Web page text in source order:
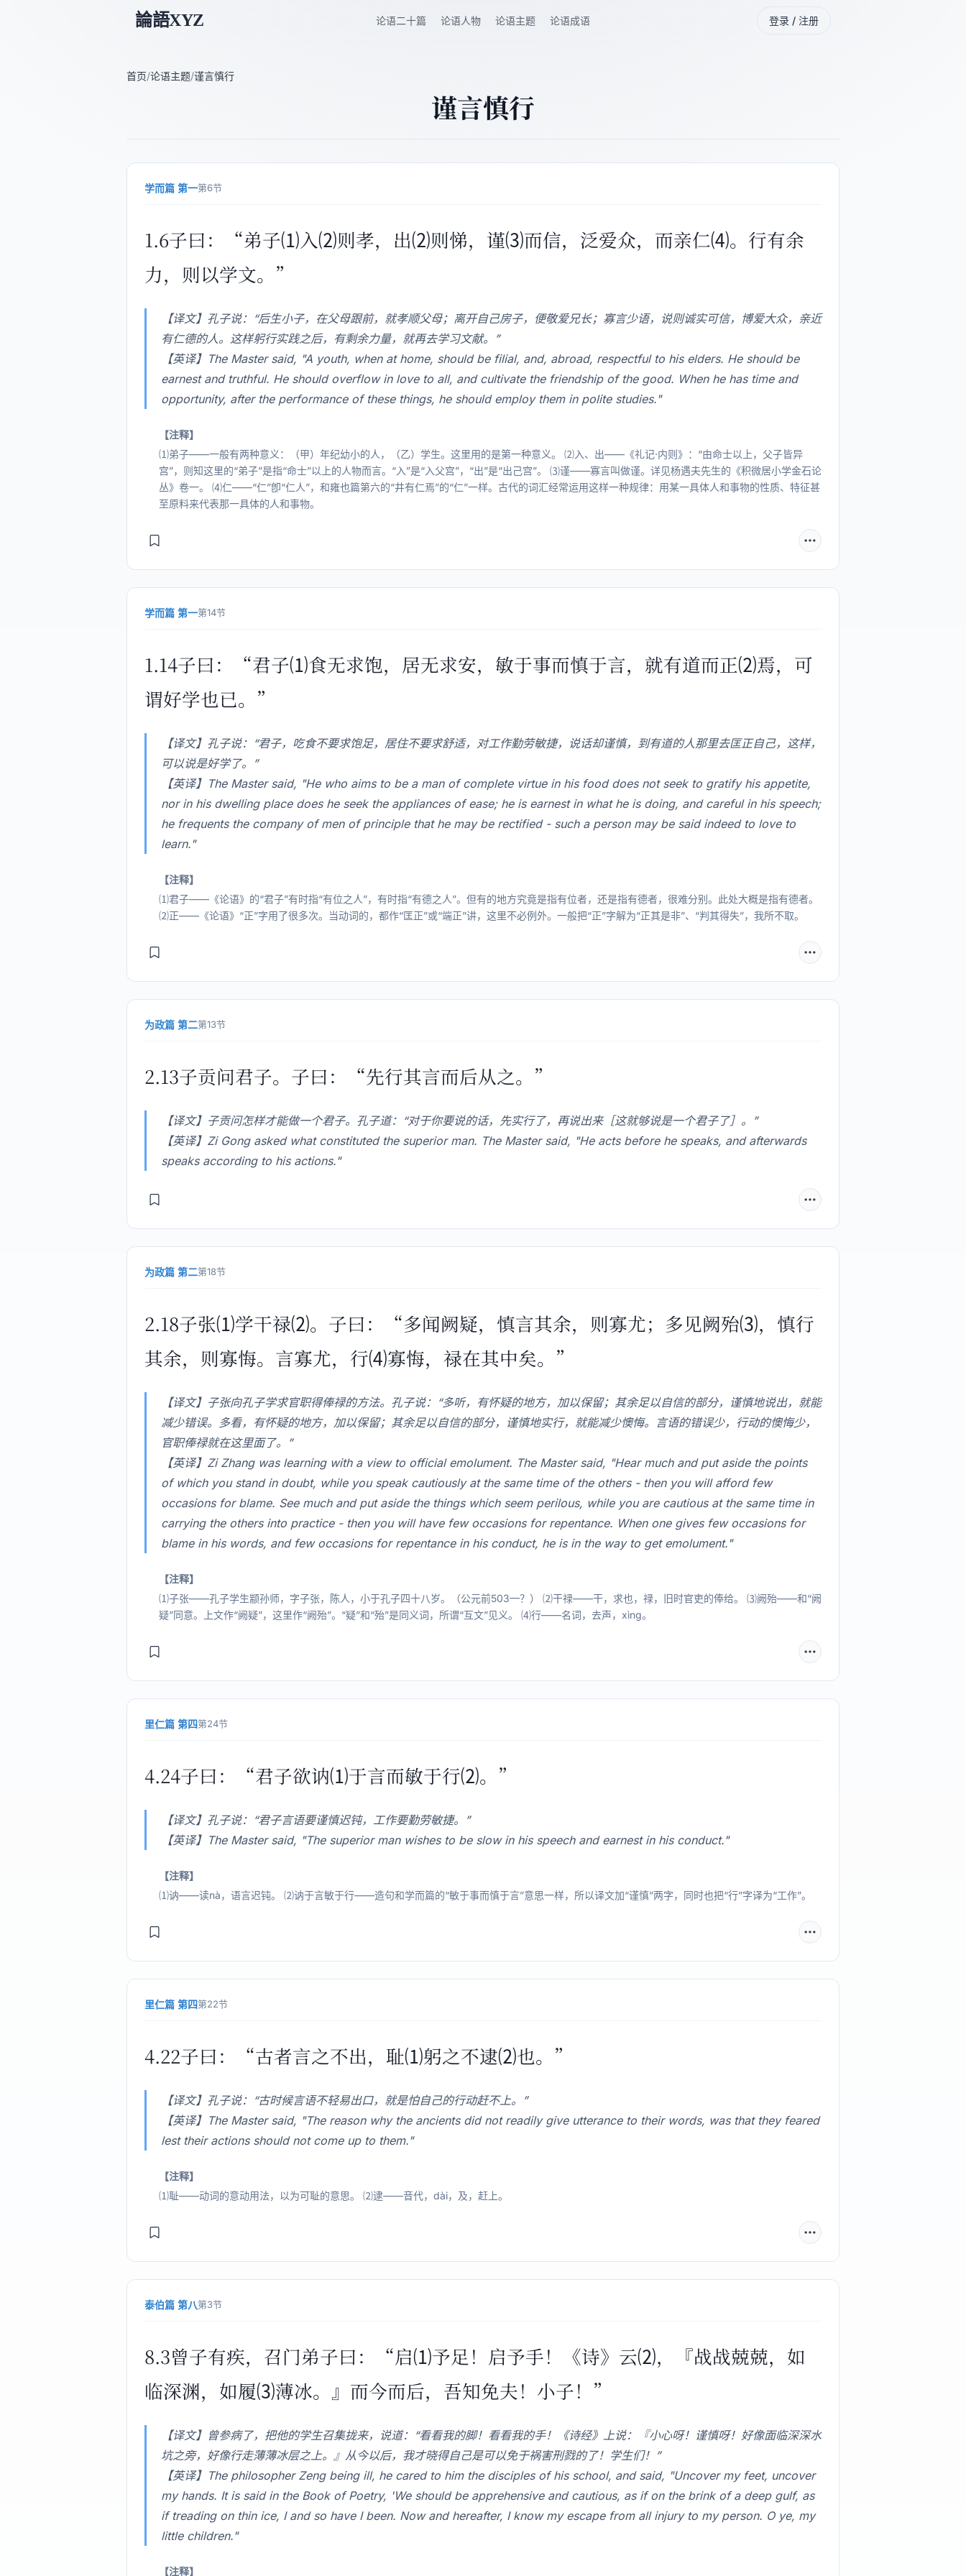
論語XYZ 论语二十篇 论语人物 论语主题 论语成语 登录 / 注册
首页/论语主题/谨言慎行
谨言慎行
学而篇 第一第6节
1.6子曰：“弟子⑴入⑵则孝，出⑵则悌，谨⑶而信，泛爱众，而亲仁⑷。行有余
力，则以学文。”
【译文】孔子说：“后生小子，在父母跟前，就孝顺父母；离开自己房子，便敬爱兄长；寡言少语，说则诚实可信，博爱大众，亲近
有仁德的人。这样躬行实践之后，有剩余力量，就再去学习文献。”
【英译】The Master said, "A youth, when at home, should be filial, and, abroad, respectful to his elders. He should be
earnest and truthful. He should overflow in love to all, and cultivate the friendship of the good. When he has time and
opportunity, after the performance of these things, he should employ them in polite studies."
【注释】
⑴弟子——一般有两种意义：（甲）年纪幼小的人，（乙）学生。这里用的是第一种意义。 ⑵入、出——《礼记·内则》：“由命士以上，父子皆异
宫”，则知这里的“弟子”是指“命士”以上的人物而言。“入”是“入父宫”，“出”是“出己宫”。 ⑶谨——寡言叫做谨。详见杨遇夫先生的《积微居小学金石论
丛》卷一。 ⑷仁——“仁”卽“仁人”，和雍也篇第六的“井有仁焉”的“仁”一样。古代的词汇经常运用这样一种规律：用某一具体人和事物的性质、特征甚
至原料来代表那一具体的人和事物。
学而篇 第一第14节
1.14子曰：“君子⑴食无求饱，居无求安，敏于事而慎于言，就有道而正⑵焉，可
谓好学也已。”
【译文】孔子说：“君子，吃食不要求饱足，居住不要求舒适，对工作勤劳敏捷，说话却谨慎，到有道的人那里去匡正自己，这样，
可以说是好学了。”
【英译】The Master said, "He who aims to be a man of complete virtue in his food does not seek to gratify his appetite,
nor in his dwelling place does he seek the appliances of ease; he is earnest in what he is doing, and careful in his speech;
he frequents the company of men of principle that he may be rectified - such a person may be said indeed to love to
learn."
【注释】
⑴君子——《论语》的“君子”有时指“有位之人”，有时指“有德之人”。但有的地方究竟是指有位者，还是指有德者，很难分别。此处大概是指有德者。
⑵正——《论语》“正”字用了很多次。当动词的，都作“匡正”或“端正”讲，这里不必例外。一般把“正”字解为“正其是非”、“判其得失”，我所不取。
为政篇 第二第13节
2.13子贡问君子。子曰：“先行其言而后从之。”
【译文】子贡问怎样才能做一个君子。孔子道：“对于你要说的话，先实行了，再说出来［这就够说是一个君子了］。”
【英译】Zi Gong asked what constituted the superior man. The Master said, "He acts before he speaks, and afterwards
speaks according to his actions."
为政篇 第二第18节
2.18子张⑴学干禄⑵。子曰：“多闻阙疑，慎言其余，则寡尤；多见阙殆⑶，慎行
其余，则寡悔。言寡尤，行⑷寡悔，禄在其中矣。”
【译文】子张向孔子学求官职得俸禄的方法。孔子说：“多听，有怀疑的地方，加以保留；其余足以自信的部分，谨慎地说出，就能
减少错误。多看，有怀疑的地方，加以保留；其余足以自信的部分，谨慎地实行，就能减少懊悔。言语的错误少，行动的懊悔少，
官职俸禄就在这里面了。”
【英译】Zi Zhang was learning with a view to official emolument. The Master said, "Hear much and put aside the points
of which you stand in doubt, while you speak cautiously at the same time of the others - then you will afford few
occasions for blame. See much and put aside the things which seem perilous, while you are cautious at the same time in
carrying the others into practice - then you will have few occasions for repentance. When one gives few occasions for
blame in his words, and few occasions for repentance in his conduct, he is in the way to get emolument."
【注释】
⑴子张——孔子学生颛孙师，字子张，陈人，小于孔子四十八岁。（公元前503—？） ⑵干禄——干，求也，禄，旧时官吏的俸给。 ⑶阙殆——和“阙
疑”同意。上文作“阙疑”，这里作“阙殆”。“疑”和“殆”是同义词，所谓“互文”见义。 ⑷行——名词，去声，xìng。
里仁篇 第四第24节
4.24子曰：“君子欲讷⑴于言而敏于行⑵。”
【译文】孔子说：“君子言语要谨慎迟钝，工作要勤劳敏捷。”
【英译】The Master said, "The superior man wishes to be slow in his speech and earnest in his conduct."
【注释】
⑴讷——读nà，语言迟钝。 ⑵讷于言敏于行——造句和学而篇的“敏于事而慎于言”意思一样，所以译文加“谨慎”两字，同时也把“行”字译为“工作”。
里仁篇 第四第22节
4.22子曰：“古者言之不出，耻⑴躬之不逮⑵也。”
【译文】孔子说：“古时候言语不轻易出口，就是怕自己的行动赶不上。”
【英译】The Master said, "The reason why the ancients did not readily give utterance to their words, was that they feared
lest their actions should not come up to them."
【注释】
⑴耻——动词的意动用法，以为可耻的意思。 ⑵逮——音代，dài，及，赶上。
泰伯篇 第八第3节
8.3曾子有疾，召门弟子曰：“启⑴予足！启予手！《诗》云⑵，『战战兢兢，如
临深渊，如履⑶薄冰。』而今而后，吾知免夫！小子！”
【译文】曾参病了，把他的学生召集拢来，说道：“看看我的脚！看看我的手！《诗经》上说：『小心呀！谨慎呀！好像面临深深水
坑之旁，好像行走薄薄冰层之上。』从今以后，我才晓得自己是可以免于祸害刑戮的了！学生们！”
【英译】The philosopher Zeng being ill, he cared to him the disciples of his school, and said, "Uncover my feet, uncover
my hands. It is said in the Book of Poetry, 'We should be apprehensive and cautious, as if on the brink of a deep gulf, as
if treading on thin ice, I and so have I been. Now and hereafter, I know my escape from all injury to my person. O ye, my
little children."
【注释】